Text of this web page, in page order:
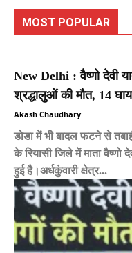
MOST POPULAR
New Delhi : वैष्णो देवी
श्रद्धालुओं की मौत, 14
Akash Chaudhary
डोडा में भी बादल फटने से
के रियासी जिले में माता वैष्णो
हुई है।अर्धकुंवारी क्षेत्र...